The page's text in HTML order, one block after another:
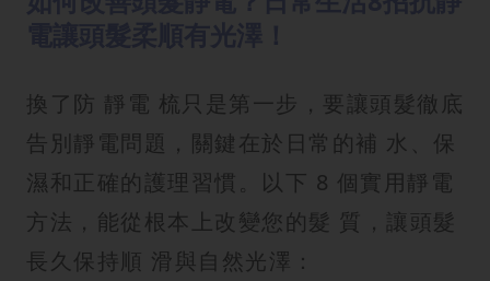
換了防 靜電 梳只是第一步，要讓頭髮徹底
告別靜電問題，關鍵在於日常的補 水、保
濕和正確的護理習慣。以下 8 個實用靜電
方法，能從根本上改變您的髮 質，讓頭髮
長久保持順 滑與自然光澤：